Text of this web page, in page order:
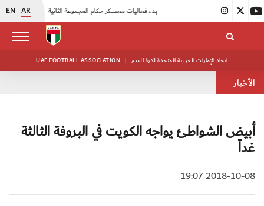
EN AR انطلاق منافسات بطولة النخبة لحرس الرئاسة |
UAE FOOTBALL ASSOCIATION | اتحاد الإمارات العربية المتحدة لكرة القدم
الأخبار
أبيض الشواطئ يواجه الكويت في البروفة الثالثة
غداً
2018-10-08 19:07